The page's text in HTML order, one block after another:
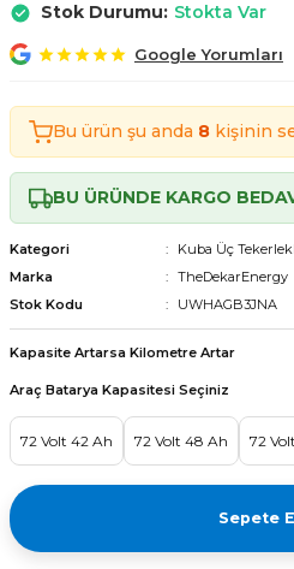
Moped Bataryası
Moped Bataryası
Moped Bataryası
Bataryaları
Stok Durumu: Stokta Var
Google Yorumları
Bu ürün şu anda 8 kişinin
BU ÜRÜNDE KARGO
Kategori
Kuba Üç
Marka
TheDekarEnergy
Stok Kodu
UWHAGB3JNA
Kapasite Artarsa Kilometre Artar
Araç Batarya Kapasitesi Seçiniz
72 Volt 42 Ah 72 Volt 48 Ah 72
Sepete
Moped Bataryası
Moped Bataryası
Moped Bataryası
Bataryaları